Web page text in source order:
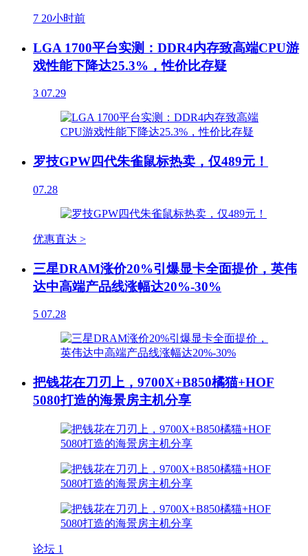
7 20小时前
LGA 1700平台实测：DDR4内存致高端CPU游
戏性能下降达25.3%，性价比存疑
3 07.29
罗技GPW四代朱雀鼠标热卖，仅489元！
07.28
优惠直达 >
三星DRAM涨价20%引爆显卡全面提价，英伟
达中高端产品线涨幅达20%-30%
5 07.28
把钱花在刀刃上，9700X+B850橘猫+HOF
5080打造的海景房主机分享
论坛 1